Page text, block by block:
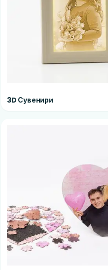
3D Сувенири